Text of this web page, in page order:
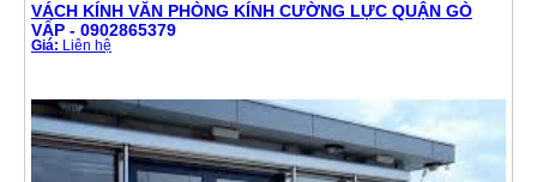
VÁCH KÍNH VĂN PHÒNG KÍNH CƯỜNG LỰC QUẬN GÒ
VẤP - 0902865379
Giá: Liên hệ